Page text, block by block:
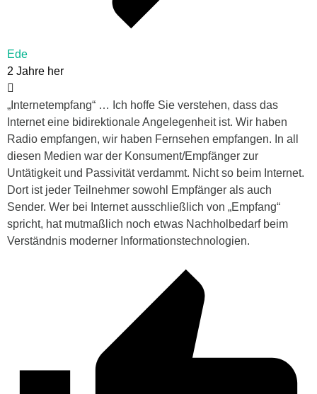
Ede
2 Jahre her
„Internetempfang“ … Ich hoffe Sie verstehen, dass das
Internet eine bidirektionale Angelegenheit ist. Wir haben
Radio empfangen, wir haben Fernsehen empfangen. In all
diesen Medien war der Konsument/Empfänger zur
Untätigkeit und Passivität verdammt. Nicht so beim Internet.
Dort ist jeder Teilnehmer sowohl Empfänger als auch
Sender. Wer bei Internet ausschließlich von „Empfang“
spricht, hat mutmaßlich noch etwas Nachholbedarf beim
Verständnis moderner Informationstechnologien.